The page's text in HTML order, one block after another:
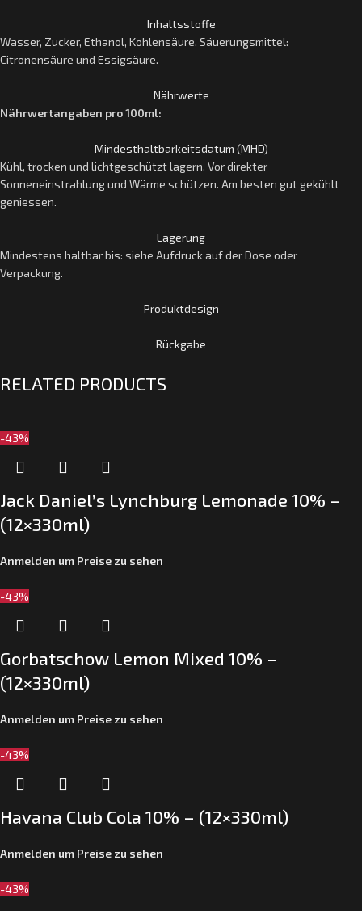
Inhaltsstoffe
Wasser, Zucker, Ethanol, Kohlensäure, Säuerungsmittel:
Citronensäure und Essigsäure.
Nährwerte
Nährwertangaben pro 100ml:
Mindesthaltbarkeitsdatum (MHD)
Kühl, trocken und lichtgeschützt lagern. Vor direkter
Sonneneinstrahlung und Wärme schützen. Am besten gut gekühlt
geniessen.
Lagerung
Mindestens haltbar bis: siehe Aufdruck auf der Dose oder
Verpackung.
Produktdesign
Rückgabe
RELATED PRODUCTS
-43%
Jack Daniel’s Lynchburg Lemonade 10% –
(12×330ml)
Anmelden um Preise zu sehen
-43%
Gorbatschow Lemon Mixed 10% –
(12×330ml)
Anmelden um Preise zu sehen
-43%
Havana Club Cola 10% – (12×330ml)
Anmelden um Preise zu sehen
-43%